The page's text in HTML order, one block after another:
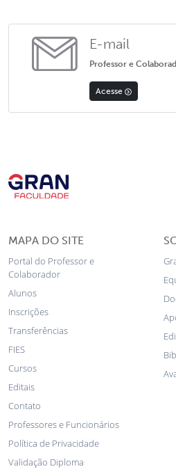
E-mail
Professor e
Acesse
MAPA DO SITE
Portal do Professor e
Colaborador
Alunos
Inscrições
Transferências
FIES
Cursos
Editais
Contato
Professores e Funcionários
Política de Privacidade
Validação Diploma